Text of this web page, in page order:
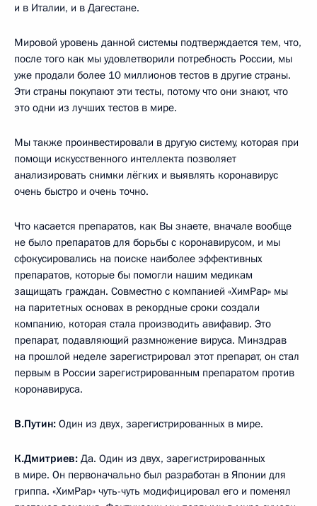
и в Италии, и в Дагестане.
Мировой уровень данной системы подтверждается тем, что,
после того как мы удовлетворили потребность России, мы
уже продали более 10 миллионов тестов в другие страны.
Эти страны покупают эти тесты, потому что они знают, что
это одни из лучших тестов в мире.
Мы также проинвестировали в другую систему, которая при
помощи искусственного интеллекта позволяет
анализировать снимки лёгких и выявлять коронавирус
очень быстро и очень точно.
Что касается препаратов, как Вы знаете, вначале вообще
не было препаратов для борьбы с коронавирусом, и мы
сфокусировались на поиске наиболее эффективных
препаратов, которые бы помогли нашим медикам
защищать граждан. Совместно с компанией «ХимРар» мы
на паритетных основах в рекордные сроки создали
компанию, которая стала производить авифавир. Это
препарат, подавляющий размножение вируса. Минздрав
на прошлой неделе зарегистрировал этот препарат, он стал
первым в России зарегистрированным препаратом против
коронавируса.
В.Путин: Один из двух, зарегистрированных в мире.
К.Дмитриев: Да. Один из двух, зарегистрированных
в мире. Он первоначально был разработан в Японии для
гриппа. «ХимРар» чуть-чуть модифицировал его и поменял